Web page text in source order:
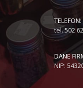
TELEFON:
tel. 502
DANE
NIP: